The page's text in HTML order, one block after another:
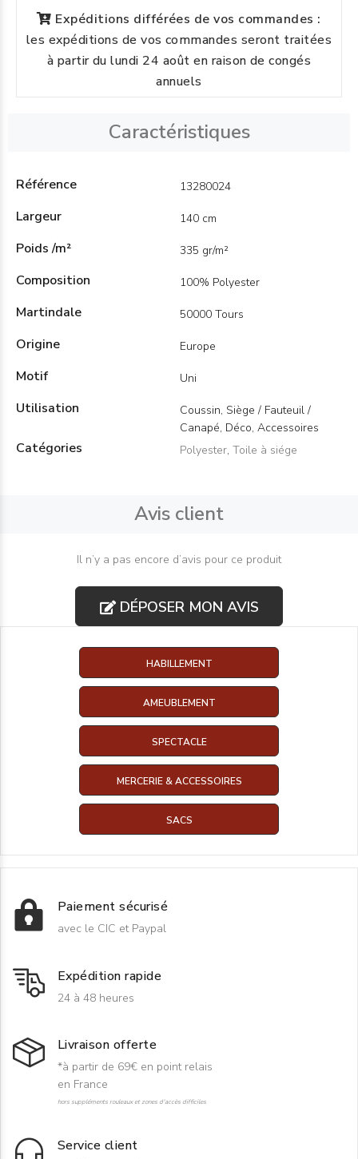
Expéditions différées de vos commandes :
les expéditions de vos commandes seront traitées
à partir du lundi 24 août en raison de congés
annuels
Caractéristiques
Référence 13280024
Largeur 140 cm
Poids /m² 335 gr/m²
Composition 100% Polyester
Martindale 50000 Tours
Origine Europe
Motif Uni
Utilisation
Coussin, Siège / Fauteuil /
Canapé, Déco, Accessoires
Catégories Polyester, Toile à siége
Avis client
Il n’y a pas encore d’avis pour ce produit
DÉPOSER MON AVIS
HABILLEMENT
AMEUBLEMENT
SPECTACLE
MERCERIE & ACCESSOIRES
SACS
Paiement sécurisé
avec le CIC et Paypal
Expédition rapide
24 à 48 heures
Livraison offerte
*à partir de 69€ en point relais
en France
hors suppléments rouleaux et zones d'accès difficiles
Service client